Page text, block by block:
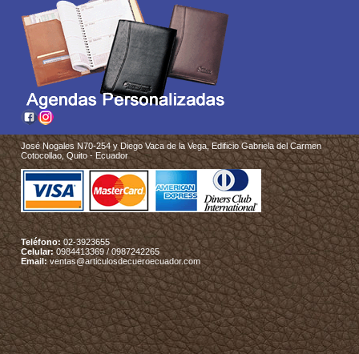
José Nogales N70-254 y Diego Vaca de la Vega, Edificio Gabriela del Carmen
Cotocollao, Quito - Ecuador
Teléfono:02-3923655
Celular:0984413369 / 0987242265
Email:ventas@articulosdecueroecuador.com